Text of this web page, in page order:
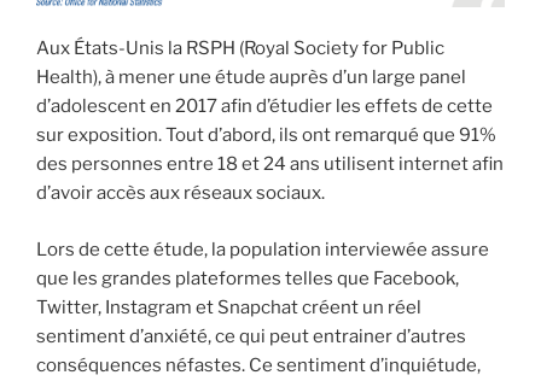
Aux États-Unis la RSPH (Royal Society for Public
Health), à mener une étude auprès d’un large panel
d’adolescent en 2017 afin d’étudier les effets de cette
sur exposition. Tout d’abord, ils ont remarqué que 91%
des personnes entre 18 et 24 ans utilisent internet afin
d’avoir accès aux réseaux sociaux.
Lors de cette étude, la population interviewée assure
que les grandes plateformes telles que Facebook,
Twitter, Instagram et Snapchat créent un réel
sentiment d’anxiété, ce qui peut entrainer d’autres
conséquences néfastes. Ce sentiment d’inquiétude,